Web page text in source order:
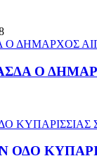
Ο
ΟΔΟ